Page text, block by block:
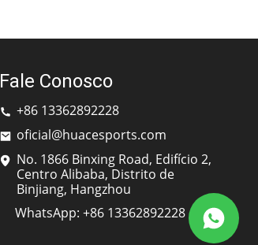
Fale Conosco
+86 13362892228
oficial@huacesports.com
No. 1866 Binxing Road, Edifício 2,
Centro Alibaba, Distrito de
Binjiang, Hangzhou
WhatsApp: +86 13362892228